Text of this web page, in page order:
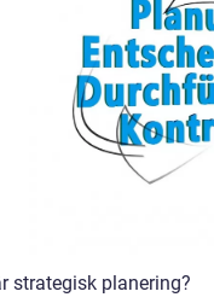
strategisk planering?